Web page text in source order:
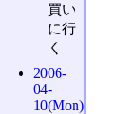
買い
に行
く
2006-
04-
10(Mon)